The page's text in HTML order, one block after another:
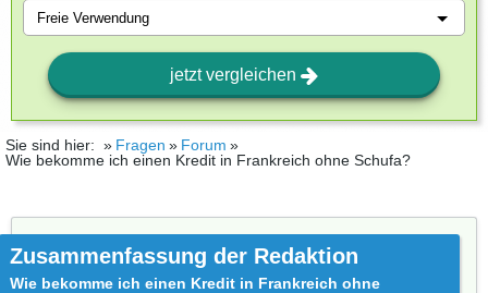
jetzt vergleichen
Sie sind hier: Fragen
Forum
Wie bekomme ich einen Kredit in Frankreich ohne Schufa?
Zusammenfassung der Redaktion
Wie bekomme ich einen Kredit in Frankreich ohne